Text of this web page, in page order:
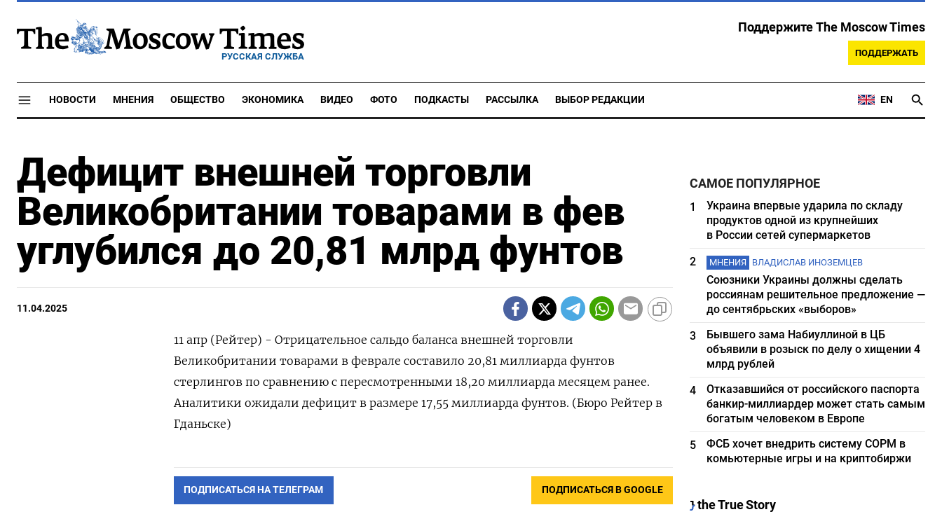
РУССКАЯ СЛУЖБА
Поддержите The Moscow Times
ПОДДЕРЖАТЬ
НОВОСТИ МНЕНИЯ ОБЩЕСТВО ЭКОНОМИКА ВИДЕО ФОТО ПОДКАСТЫ РАССЫЛКА ВЫБОР РЕДАКЦИИ EN
Дефицит внешней торговли
Великобритании товарами в фев
углубился до 20,81 млрд фунтов
11.04.2025
11 апр (Рейтер) - Отрицательное сальдо баланса внешней торговли
Великобритании товарами в феврале составило 20,81 миллиарда фунтов
стерлингов по сравнению с пересмотренными 18,20 миллиарда месяцем ранее.
Аналитики ожидали дефицит в размере 17,55 миллиарда фунтов. (Бюро Рейтер в
Гданьске)
ПОДПИСАТЬСЯ НА ТЕЛЕГРАМ ПОДПИСАТЬСЯ В GOOGLE
САМОЕ ПОПУЛЯРНОЕ
1
Украина впервые ударила по складу
продуктов одной из крупнейших
в России сетей супермаркетов
2
МНЕНИЯ ВЛАДИСЛАВ ИНОЗЕМЦЕВ
Союзники Украины должны сделать
россиянам решительное предложение —
до сентябрьских «выборов»
3
Бывшего зама Набиуллиной в ЦБ
объявили в розыск по делу о хищении 4
млрд рублей
4
Отказавшийся от российского паспорта
банкир-миллиардер может стать самым
богатым человеком в Европе
5
ФСБ хочет внедрить систему СОРМ в
комьютерные игры и на криптобиржи